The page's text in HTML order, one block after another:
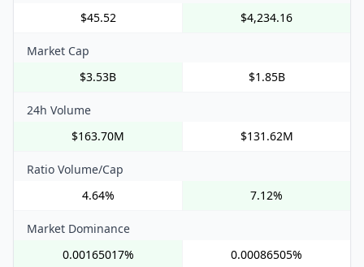
$45.52
$4,234.16
Market Cap
$3.53B
$1.85B
24h Volume
$163.70M
$131.62M
Ratio Volume/Cap
4.64%
7.12%
Market Dominance
0.00165017%
0.00086505%